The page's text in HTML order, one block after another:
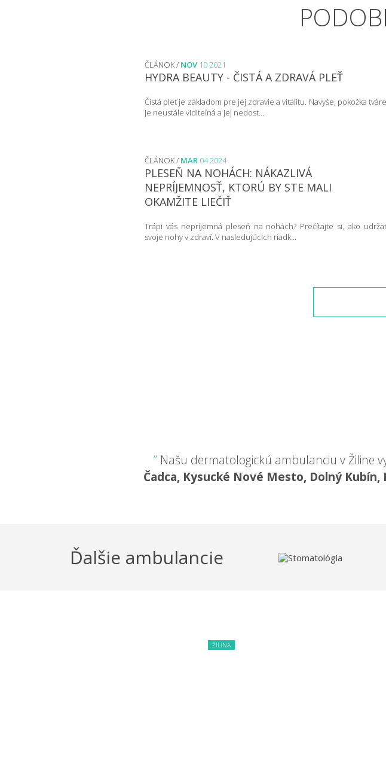
ČLÁNOK / NOV 10 2021
HYDRA BEAUTY - ČISTÁ A ZDRAVÁ PLEŤ
Čistá pleť je základom pre jej zdravie a vitalitu. Navyše, pokožka tváre
je neustále viditeľná a jej nedost...
ČLÁNOK / MAR 04 2024
PLESEŇ NA NOHÁCH: NÁKAZLIVÁ
NEPRÍJEMNOSŤ, KTORÚ BY STE MALI
OKAMŽITE LIEČIŤ
Trápi vás nepríjemná pleseň na nohách? Prečítajte si, ako udržať
svoje nohy v zdraví. V nasledujúcich riadk...
Našu dermatologickú ambulanciu v Žiline
Čadca, Kysucké Nové Mesto, Dolný
Ďalšie ambulancie Stomatológia
ŽILINA